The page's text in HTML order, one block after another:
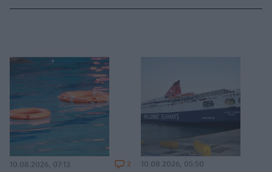
10.08.2026, 07:13 2 10.08.2026, 05:50